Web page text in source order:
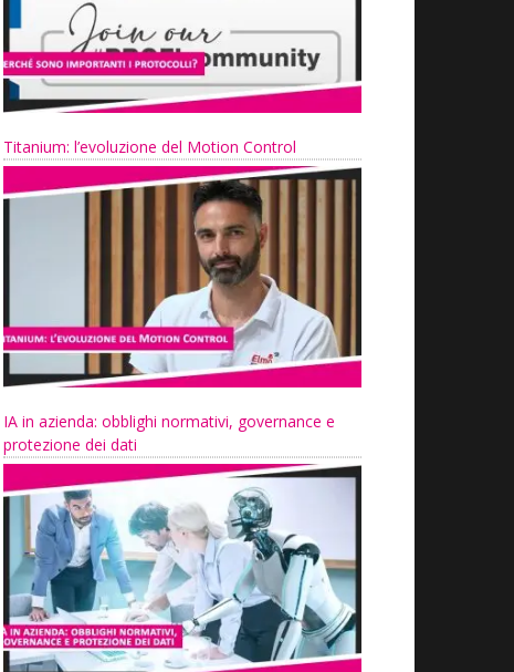
Titanium: l’evoluzione del Motion Control
IA in azienda: obblighi normativi, governance e
protezione dei dati